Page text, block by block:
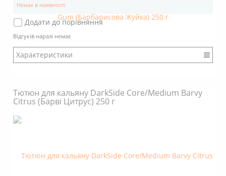
Немає в наявності
Додати до порівняння
Відгуків наразі немає
Характеристики
Смак: Насичений
Аромат: Солодкий
Аромат: Ягідний
Аромат: Свіжий
Тютюн для кальяну DarkSide Core/Medium Barvy
Citrus (Барві Цитрус) 250 г